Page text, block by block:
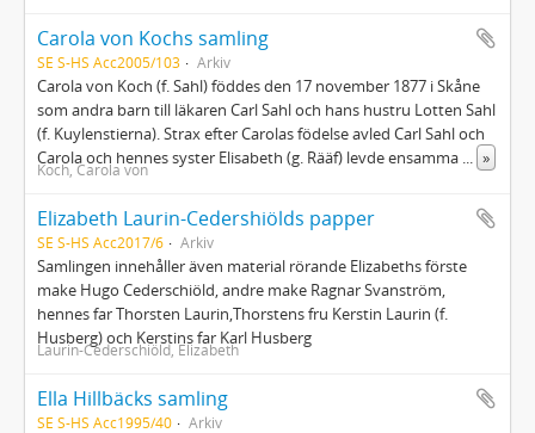
Carola von Kochs samling
SE S-HS Acc2005/103 Arkiv
Carola von Koch (f. Sahl) föddes den 17 november 1877 i Skåne
som andra barn till läkaren Carl Sahl och hans hustru Lotten Sahl
(f. Kuylenstierna). Strax efter Carolas födelse avled Carl Sahl och
Carola och hennes syster Elisabeth (g. Rääf) levde ensamma ... »
Koch, Carola von
Elizabeth Laurin-Cedershiölds papper
SE S-HS Acc2017/6 Arkiv
Samlingen innehåller även material rörande Elizabeths förste
make Hugo Cederschiöld, andre make Ragnar Svanström,
hennes far Thorsten Laurin,Thorstens fru Kerstin Laurin (f.
Husberg) och Kerstins far Karl Husberg
Laurin-Cederschiöld, Elizabeth
Ella Hillbäcks samling
SE S-HS Acc1995/40 Arkiv